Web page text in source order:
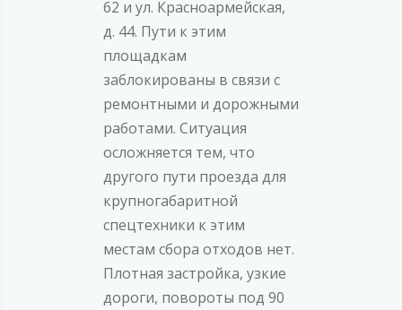
62 и ул. Красноармейская,
д. 44. Пути к этим
площадкам
заблокированы в связи с
ремонтными и дорожными
работами. Ситуация
осложняется тем, что
другого пути проезда для
крупногабаритной
спецтехники к этим
местам сбора отходов нет.
Плотная застройка, узкие
дороги, повороты под 90